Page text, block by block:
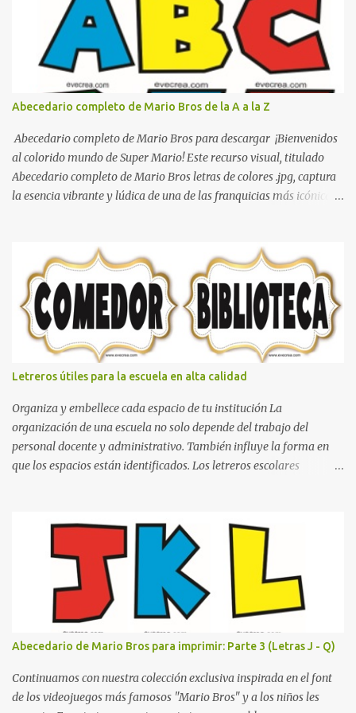
que se pueden hacer con gomas de coche
Abecedario completo de Mario Bros de la A a la Z
Abecedario completo de Mario Bros para descargar ¡Bienvenidos
al colorido mundo de Super Mario! Este recurso visual, titulado
Abecedario completo de Mario Bros letras de colores .jpg, captura
la esencia vibrante y lúdica de una de las franquicias más icónicas
tipografía clásica y robusta que los fans han reconocido por
décadas. En esta primera sección, el abecedario nos presenta:
Identidad Visual: Un diseño de bloques con bordes negros gruesos
que resaltan sobre cualquier fondo. Paleta de Colores: Una
secuencia dinámica que alterna entre el rojo de Mario, el verde de
Luigi, y los tonos azul y amarillo clásicos de los elementos del
juego. Contenido Actual: La imagen muestra la organización desde
la letra A hasta la M, estableciendo el estilo geométrico y divertido
que define a toda la colección. Primera parte del juego de letras
in...
Letreros útiles para la escuela en alta calidad
Organiza y embellece cada espacio de tu institución La
organización de una escuela no solo depende del trabajo del
personal docente y administrativo. También influye la forma en
que los espacios están identificados. Los letreros escolares
decorativo que hace que la institución luzca más ordenada,
moderna y acogedora. Pensando en esta necesidad, he diseñado
una colección de letreros útiles para la escuela con un estilo
elegante, fácil de leer y listo para imprimir en alta calidad. Su
diseño busca combinar funcionalidad y estética, logrando que
cualquier institución educativa proyecte una imagen más
organizada y profesional. ¿Por qué son importantes los letreros
escolares? En una escuela conviven diariamente cientos de
personas. Para quienes visitan la institución por primera vez,
encontrar la biblioteca, la dirección o un aula específica puede
Abecedario de Mario Bros para imprimir: Parte 3 (Letras J - Q)
Continuamos con nuestra colección exclusiva inspirada en el font
de los videojuegos más famosos "Mario Bros" y a los niños les